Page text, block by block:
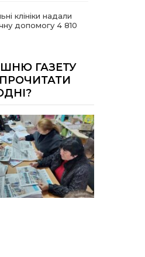
клініки надали
допомогу 4 810
не платити
комунальних
про що йдеться
коли
втрачають
та статус
переміщеної
обласного
«Молода
ГАЗЕТУ